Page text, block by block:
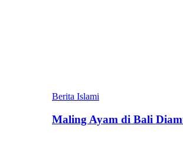
Berita Islami
Maling Ayam di Bali